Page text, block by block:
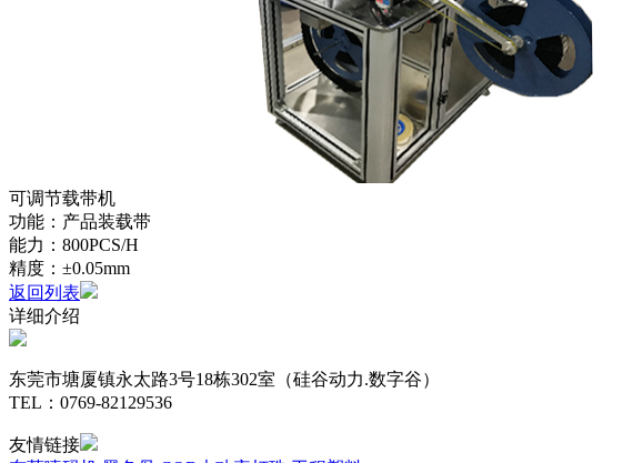
可调节载带机
功能：产品装载带
能力：800PCS/H
精度：±0.05mm
返回列表
详细介绍
东莞市塘厦镇永太路3号18栋302室（硅谷动力.数字谷）
TEL：0769-82129536
友情链接